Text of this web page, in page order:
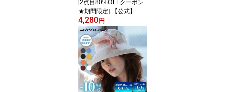
[2点目80%OFFクーポン
★期間限定] 【公式】ア
イスヘッド(R) ＼めざま
しTVやZIP!で紹介／ 楽天
1位 暑さ対策 グッズ 熱中
症対策 帽子 保冷剤 熱中
症対策グッズ めちゃクー
ル ヘッドクール 22 子供
大人 キッズ ズー [MCIH]
頭 冷却 フェス
4,280円